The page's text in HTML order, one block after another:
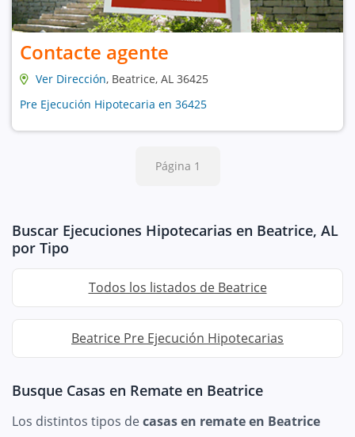
Contacte agente
Ver Dirección, Beatrice, AL 36425
Pre Ejecución Hipotecaria en 36425
Página 1
Buscar Ejecuciones Hipotecarias en Beatrice, AL
por Tipo
Todos los listados de Beatrice
Beatrice Pre Ejecución Hipotecarias
Busque Casas en Remate en Beatrice
Los distintos tipos decasas en remate en Beatrice